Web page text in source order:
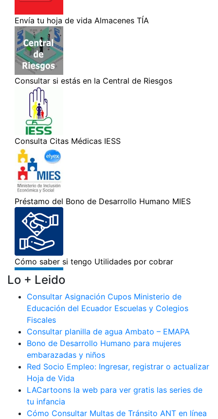
Lo + Leido
Consultar Asignación Cupos Ministerio de
Educación del Ecuador Escuelas y Colegios
Fiscales
Consultar planilla de agua Ambato – EMAPA
Bono de Desarrollo Humano para mujeres
embarazadas y niños
Red Socio Empleo: Ingresar, registrar o actualizar
Hoja de Vida
LACartoons la web para ver gratis las series de
tu infancia
Cómo Consultar Multas de Tránsito ANT en línea